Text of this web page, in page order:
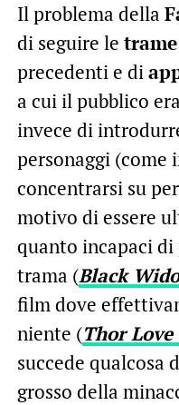
Il problema della
di seguire le
precedenti e di
a cui il pubblico
invece di
personaggi (come
concentrarsi su
motivo di essere
quanto incapaci
trama (Black
film dove
niente (Thor
succede qualcosa
grosso della